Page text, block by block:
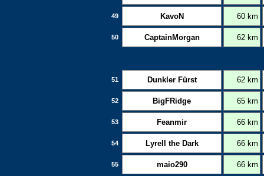
49 KavoN 60 km
50 CaptainMorgan 62 km
51 Dunkler Fürst 62 km
52 BigFRidge 65 km
53 Feanmir 66 km
54 Lyrell the Dark 66 km
55 maio290 66 km